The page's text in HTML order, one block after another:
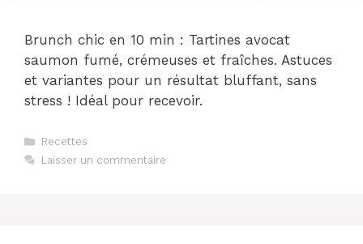
Brunch chic en 10 min : Tartines avocat
saumon fumé, crémeuses et fraîches. Astuces
et variantes pour un résultat bluffant, sans
stress ! Idéal pour recevoir.
Catégories
Recettes
Laisser un commentaire